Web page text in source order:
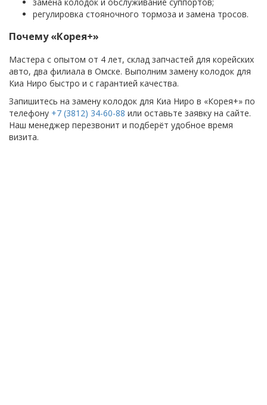
регулировка стояночного тормоза и замена тросов.
Почему «Корея+»
Мастера с опытом от 4 лет, склад запчастей для корейских
авто, два филиала в Омске. Выполним замену колодок для
Киа Ниро быстро и с гарантией качества.
Запишитесь на замену колодок для Киа Ниро в «Корея+» по
телефону +7 (3812) 34-60-88 или оставьте заявку на сайте.
Наш менеджер перезвонит и подберёт удобное время
визита.